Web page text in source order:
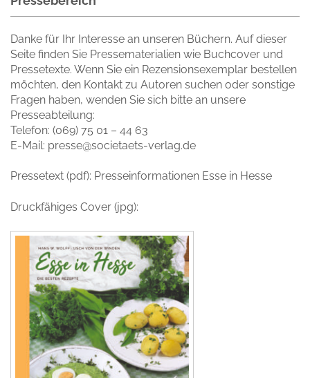
Danke für Ihr Interesse an unseren Büchern. Auf dieser
Seite finden Sie Pressematerialien wie Buchcover und
Pressetexte. Wenn Sie ein Rezensionsexemplar bestellen
möchten, den Kontakt zu Autoren suchen oder sonstige
Fragen haben, wenden Sie sich bitte an unsere
Presseabteilung:
Telefon: (069) 75 01 – 44 63
E-Mail: presse@societaets-verlag.de
Pressetext (pdf): Presseinformationen Esse in Hesse
Druckfähiges Cover (jpg):